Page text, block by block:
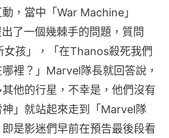
，當中「War Machine」
了一個幾棘手的問題，質問
孩」，「在Thanos殺死我們
裡？」Marvel隊長就回答說，
其他的行星，不幸是，他們沒有
」就站起來走到「Marvel隊
是影迷們早前在預告最後段看